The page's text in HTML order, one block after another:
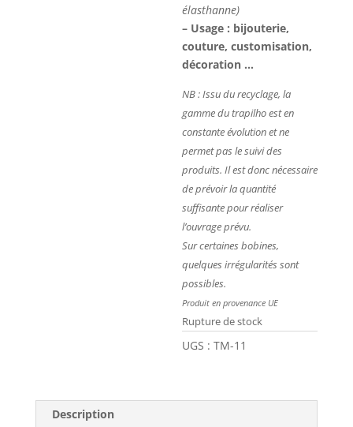
élasthanne)
– Usage : bijouterie,
couture, customisation,
décoration …
NB : Issu du recyclage, la
gamme du trapilho est en
constante évolution et ne
permet pas le suivi des
produits. Il est donc nécessaire
de prévoir la quantité
suffisante pour réaliser
l’ouvrage prévu.
Sur certaines bobines,
quelques irrégularités sont
possibles.
Produit en provenance UE
Rupture de stock
UGS :TM-11
Description